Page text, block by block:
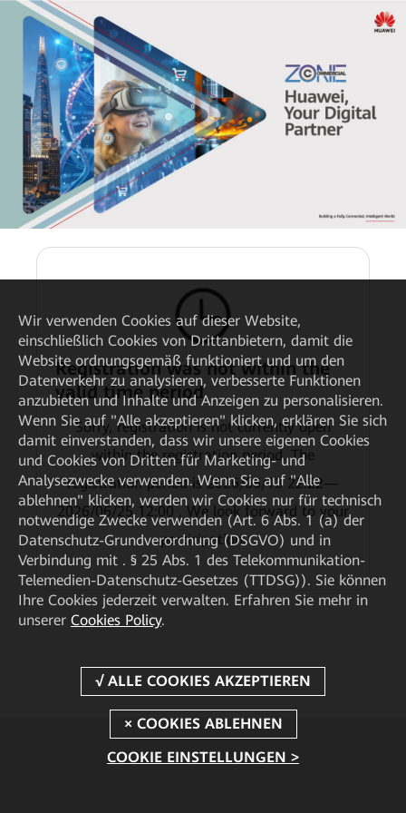
Registration was not within the
valid time period.
Sorry, registration is not currently open
within the registration period. The
registration period is 2026/06/13 22:22—
2026/06/25 12:00 . We look forward to your
participation.
Wir verwenden Cookies auf dieser Website,
einschließlich Cookies von Drittanbietern, damit die
Website ordnungsgemäß funktioniert und um den
Datenverkehr zu analysieren, verbesserte Funktionen
anzubieten und Inhalte und Anzeigen zu personalisieren.
Wenn Sie auf "Alle akzeptieren" klicken, erklären Sie sich
damit einverstanden, dass wir unsere eigenen Cookies
und Cookies von Dritten für Marketing- und
Analysezwecke verwenden. Wenn Sie auf "Alle
ablehnen" klicken, werden wir Cookies nur für technisch
notwendige Zwecke verwenden (Art. 6 Abs. 1 (a) der
Datenschutz-Grundverordnung (DSGVO) und in
Verbindung mit . § 25 Abs. 1 des Telekommunikation-
Telemedien-Datenschutz-Gesetzes (TTDSG)). Sie können
Ihre Cookies jederzeit verwalten. Erfahren Sie mehr in
unserer Cookies Policy.
COOKIE EINSTELLUNGEN >